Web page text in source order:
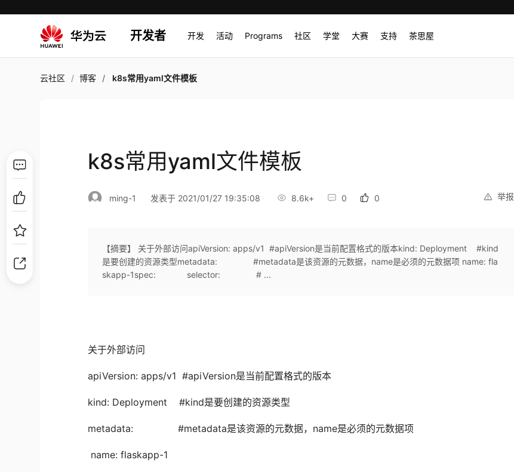
开发者 开发 活动 Programs 社区 学堂 大赛 支持 茶思屋
云社区 博客 k8s常用yaml文件模板
k8s常用yaml文件模板
举报
ming-1 发表于 2021/01/27 19:35:08 8.6k+ 0 0
【摘要】 关于外部访问apiVersion: apps/v1 #apiVersion是当前配置格式的版本kind: Deployment #kind
是要创建的资源类型metadata: #metadata是该资源的元数据，name是必须的元数据项 name: fla
skapp-1spec: selector: # ...
关于外部访问
apiVersion: apps/v1 #apiVersion是当前配置格式的版本
kind: Deployment #kind是要创建的资源类型
metadata: #metadata是该资源的元数据，name是必须的元数据项
name: flaskapp-1